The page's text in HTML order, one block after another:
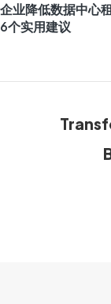
企业降低数据中心
6个实用建议